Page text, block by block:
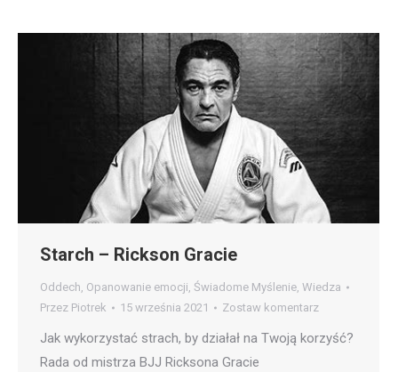
Starch – Rickson Gracie
Oddech, Opanowanie emocji, Świadome Myślenie, Wiedza
Przez Piotrek 15 września 2021 Zostaw komentarz
Jak wykorzystać strach, by działał na Twoją korzyść?
Rada od mistrza BJJ Ricksona Gracie